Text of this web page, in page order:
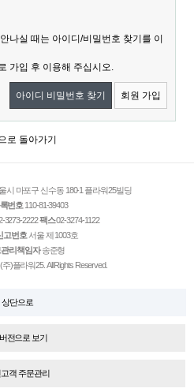
나실 때는 아이디/비밀번호 찾기를 이
가입 후 이용해 주십시오.
아이디 비밀번호 찾기 회원 가입
로 돌아가기
시 마포구 신수동 180-1 플라워25빌딩
번호 110-81-39403
3273-2222팩스02-3274-1122
고번호 서울 제 1003호
리책임자송준형
)플라워25. All Rights Reserved.
상단으로
전으로 보기
객 주문관리